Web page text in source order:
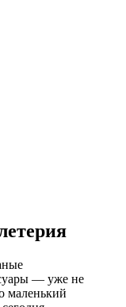
— уже не
маленький